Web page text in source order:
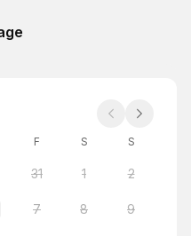
F S S
31 1 2
7 8 9